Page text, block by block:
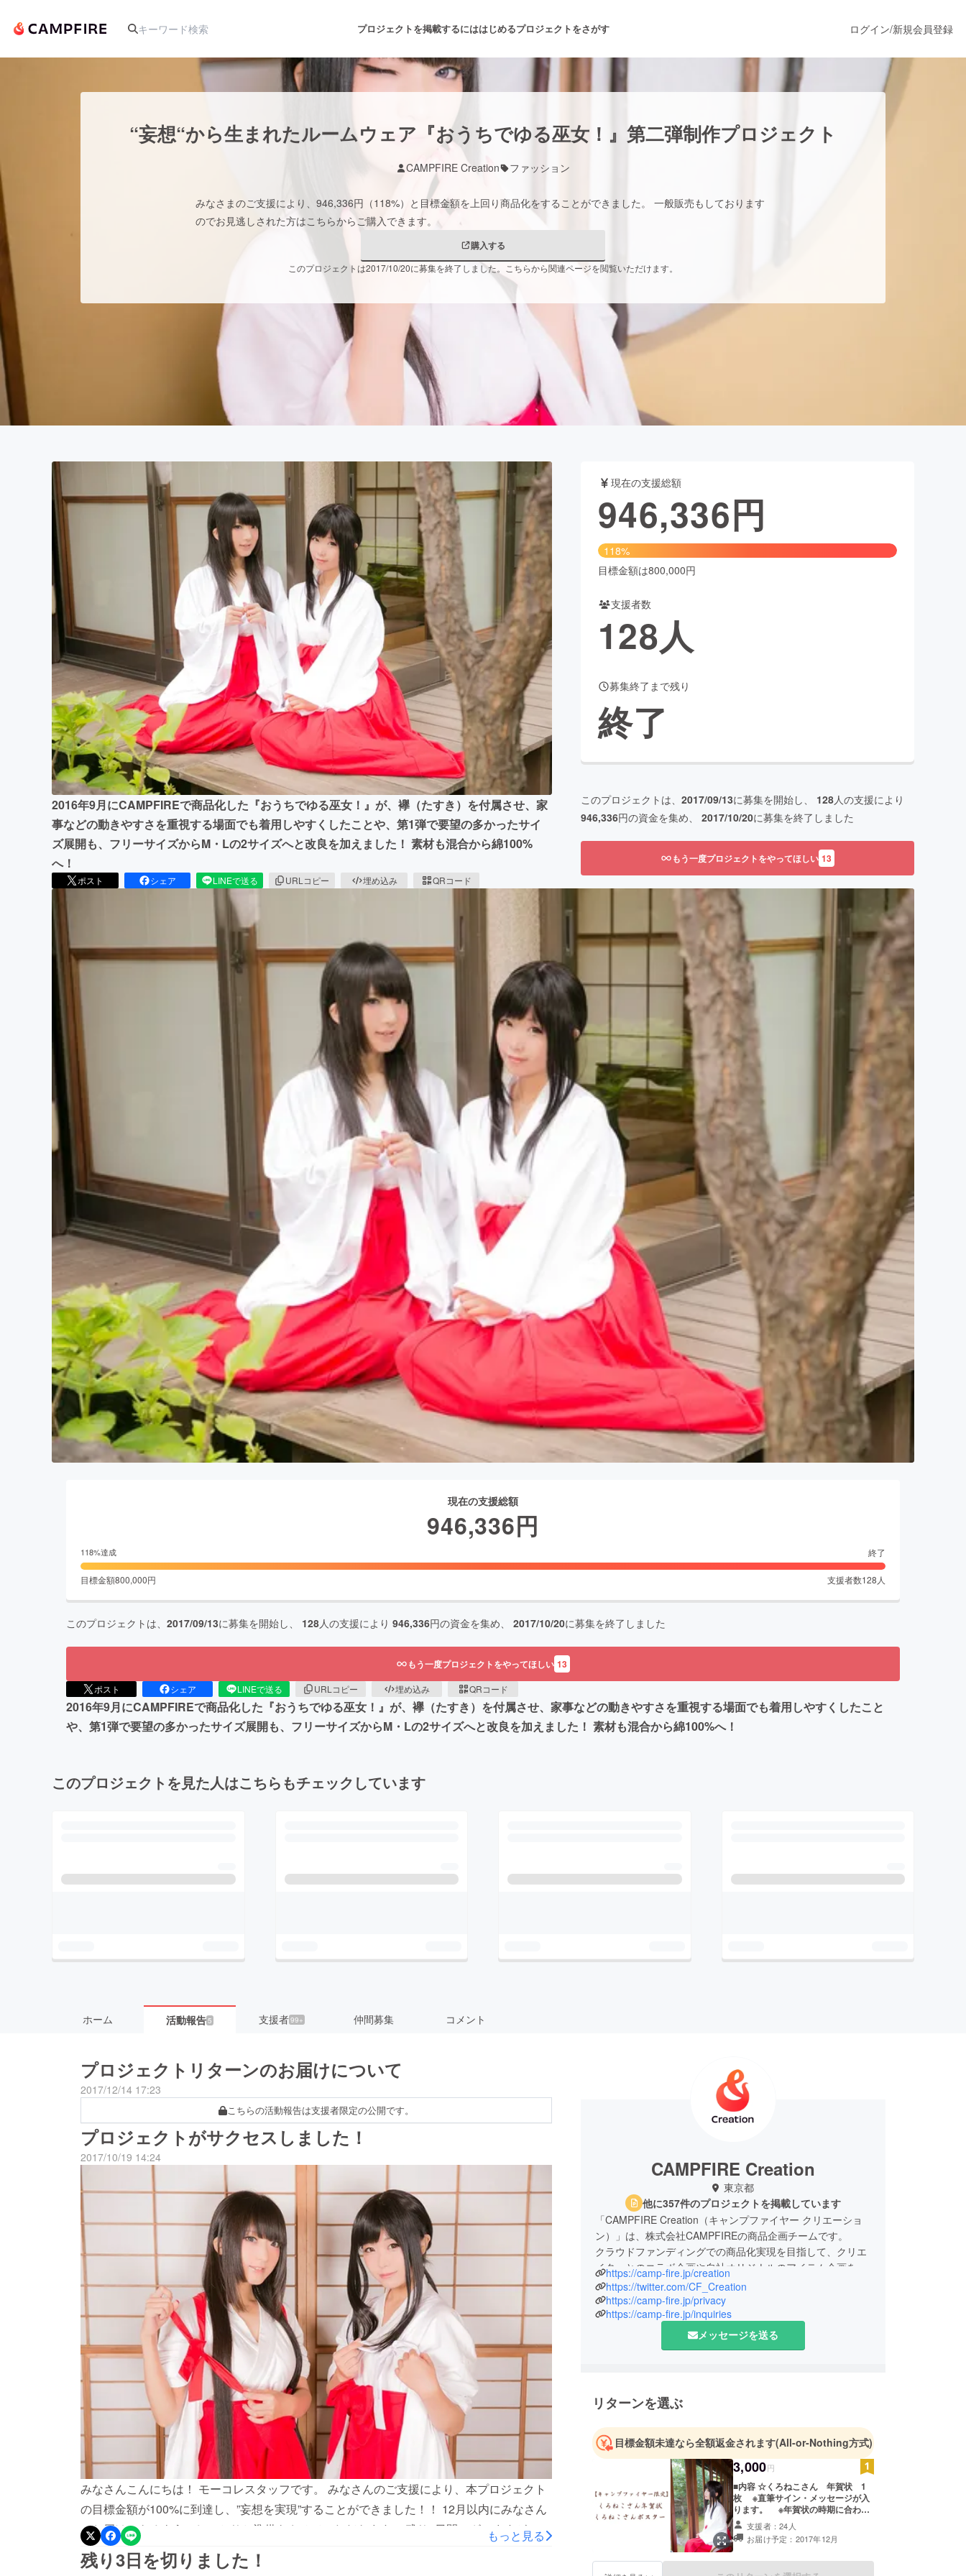
プロジェクトを掲載するにははじめるプロジェクトをさがす
人気のプロジェクト 注目のリターン 注目の新着プロジェクト 募集終了が近いプロジェクト もうすぐ公開されます
舞台・パフォーマンス
テクノロジー・ガジェット ゲーム・サービス開発 フード・飲食店
書籍・雑誌出版
まちづくり・地域活性化
CAMPFIRE for Social Good
CAMPFIRE Creation
CAMPFIREふるさと納税
machi-yaコミュニティ
ログイン/新規会員登録
“妄想“から生まれたルームウェア『おうちでゆる巫女！』第二弾制作プロジェクト
CAMPFIRE Creation ファッション
みなさまのご支援により、946,336円（118%）と目標金額を上回り商品化をすることができました。 一般販売もしております
のでお見逃しされた方はこちらからご購入できます。
購入する
このプロジェクトは2017/10/20に募集を終了しました。こちらから関連ページを閲覧いただけます。
2016年9月にCAMPFIREで商品化した『おうちでゆる巫女！』が、襷（たすき）を付属させ、家
事などの動きやすさを重視する場面でも着用しやすくしたことや、第1弾で要望の多かったサイ
ズ展開も、フリーサイズからM・Lの2サイズへと改良を加えました！ 素材も混合から綿100%
へ！
ポスト シェア LINEで送る URLコピー 埋め込み QRコード
現在の支援総額
946,336円
118%
目標金額は800,000円
支援者数
128人
募集終了まで残り
終了
このプロジェクトは、 2017/09/13に募集を開始し、 128人の支援により
946,336円の資金を集め、 2017/10/20に募集を終了しました
もう一度プロジェクトをやってほしい 13
現在の支援総額
946,336円
118%達成 終了
目標金額800,000円 支援者数128 人
このプロジェクトは、 2017/09/13に募集を開始し、 128人の支援により 946,336円の資金を集め、 2017/10/20に募集を終了しました
もう一度プロジェクトをやってほしい 13
ポスト シェア LINEで送る URLコピー 埋め込み QRコード
2016年9月にCAMPFIREで商品化した『おうちでゆる巫女！』が、襷（たすき）を付属させ、家事などの動きやすさを重視する場面でも着用しやすくしたこと
や、第1弾で要望の多かったサイズ展開も、フリーサイズからM・Lの2サイズへと改良を加えました！ 素材も混合から綿100%へ！
このプロジェクトを見た人はこちらもチェックしています
ホーム 活動報告5 支援者99+ 仲間募集 コメント
プロジェクトリターンのお届けについて
2017/12/14 17:23
こちらの活動報告は支援者限定の公開です。
プロジェクトがサクセスしました！
2017/10/19 14:24
みなさんこんにちは！ モーコレスタッフです。 みなさんのご支援により、本プロジェクト
の目標金額が100%に到達し、”妄想を実現”することができました！！ 12月以内にみなさん
にお届けできるよう、しっかりと準備をさせていただきます。 残り2日間ございますが、最
後まで応援いただけますとありがたいです。 どうぞ宜しくお願い致します。
もっと見る
残り3日を切りました！
CAMPFIRE Creation
東京都
他に357件のプロジェクトを掲載しています
「CAMPFIRE Creation（キャンプファイヤー クリエーショ
ン）」は、株式会社CAMPFIREの商品企画チームです。
クラウドファンディングでの商品化実現を目指して、クリエ
イターとのコラボ企画や自社オリジナルのアイテム企画を
行ってます。
◾️営業日のご案内
営業時間：平日 10:00〜18:00 (土日祝、年末年始除く)
※お問い合わせから3営業日以内にご返信させていただきま
◾️ プライバシーポリシー
お問い合わせ内容に関しては、プライバシーポリシーに準じ
て管理させていただきます。
https://camp-fire.jp/creation
https://twitter.com/CF_Creation
https://camp-fire.jp/privacy
https://camp-fire.jp/inquiries
メッセージを送る
リターンを選ぶ
目標金額未達なら全額返金されます(All-or-Nothing方式)
3,000円
■内容 ☆くろねこさん 年賀状 1
枚 ※直筆サイン・メッセージが入
ります。 ※年賀状の時期に合わせ
て、ポスターと別途で郵送致しま
す。 ※ご支援の際にニックネーム
をメッセージにてお願い致します。
支援者：24人
お届け予定：2017年12月